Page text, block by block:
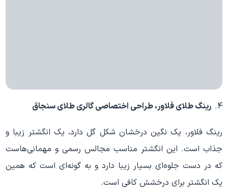
رینگ طلای فلاور، طراحی اختصاصی گالری طلای سنجاق
رینگ فلاور، یک نگین درخشان شکل گل دارد، یک انگشتر زیبا و
جذاب است. این انگشتر مناسب مجالس رسمی و مهمانی‌هاست
که در دست جلوه‌ای بسیار زیبا دارد و به گونه‌ای است که همین
یک انگشتر برای درخشش کافی است.